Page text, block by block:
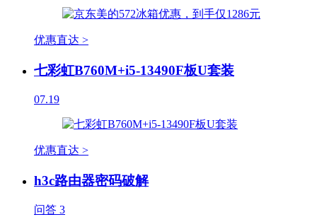
优惠直达 >
七彩虹B760M+i5-13490F板U套装
07.19
优惠直达 >
h3c路由器密码破解
问答 3